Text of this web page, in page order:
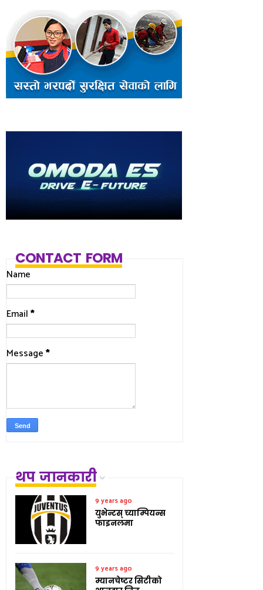
CONTACT FORM
Name
Email*
Message*
थप जानकारी
9 years ago
युभेन्टस् च्याम्पियन्स
फाइनलमा
9 years ago
म्यानचेष्टर सिटीको